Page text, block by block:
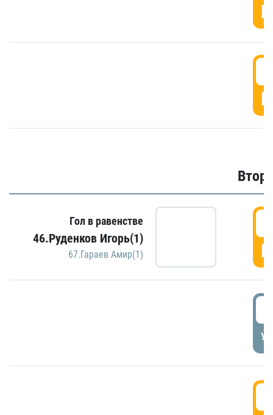
Гол в равенстве
46.Руденков Игорь(1)
67.Гараев Амир(1)